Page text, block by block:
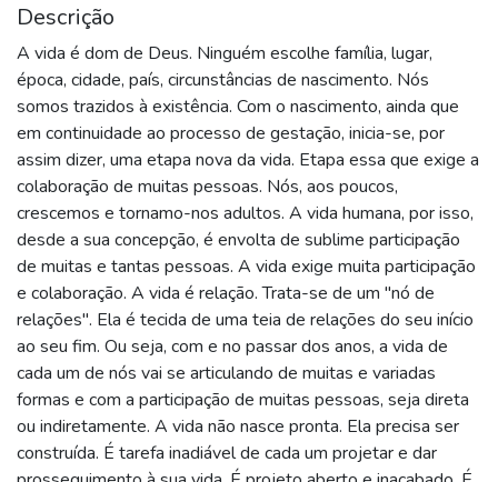
Descrição
A vida é dom de Deus. Ninguém escolhe família, lugar,
época, cidade, país, circunstâncias de nascimento. Nós
somos trazidos à existência. Com o nascimento, ainda que
em continuidade ao processo de gestação, inicia-se, por
assim dizer, uma etapa nova da vida. Etapa essa que exige a
colaboração de muitas pessoas. Nós, aos poucos,
crescemos e tornamo-nos adultos. A vida humana, por isso,
desde a sua concepção, é envolta de sublime participação
de muitas e tantas pessoas. A vida exige muita participação
e colaboração. A vida é relação. Trata-se de um "nó de
relações". Ela é tecida de uma teia de relações do seu início
ao seu fim. Ou seja, com e no passar dos anos, a vida de
cada um de nós vai se articulando de muitas e variadas
formas e com a participação de muitas pessoas, seja direta
ou indiretamente. A vida não nasce pronta. Ela precisa ser
construída. É tarefa inadiável de cada um projetar e dar